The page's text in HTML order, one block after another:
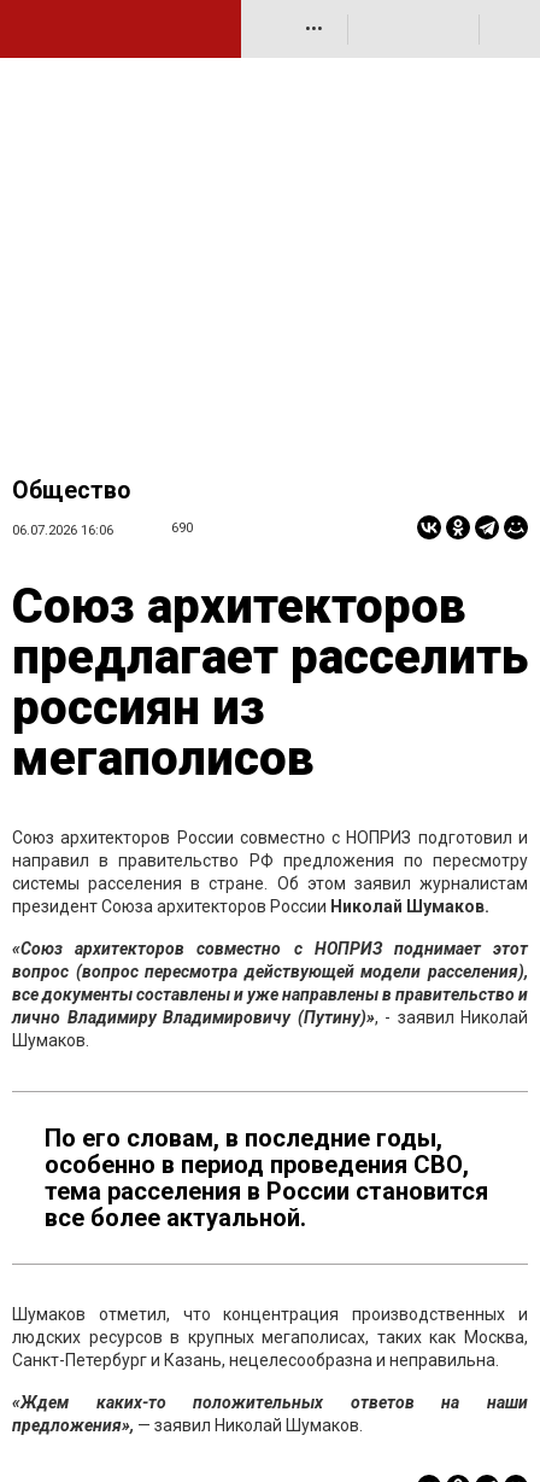
•••
Общество
06.07.2026 16:06 690
Союз архитекторов
предлагает расселить
россиян из
мегаполисов
Союз архитекторов России совместно с НОПРИЗ подготовил и
направил в правительство РФ предложения по пересмотру
системы расселения в стране. Об этом заявил журналистам
президент Союза архитекторов России Николай Шумаков.
«Союз архитекторов совместно с НОПРИЗ поднимает этот
вопрос (вопрос пересмотра действующей модели расселения),
все документы составлены и уже направлены в правительство и
лично Владимиру Владимировичу (Путину)», - заявил Николай
Шумаков.
По его словам, в последние годы,
особенно в период проведения СВО,
тема расселения в России становится
все более актуальной.
Шумаков отметил, что концентрация производственных и
людских ресурсов в крупных мегаполисах, таких как Москва,
Санкт-Петербург и Казань, нецелесообразна и неправильна.
«Ждем каких-то положительных ответов на наши
предложения», — заявил Николай Шумаков.